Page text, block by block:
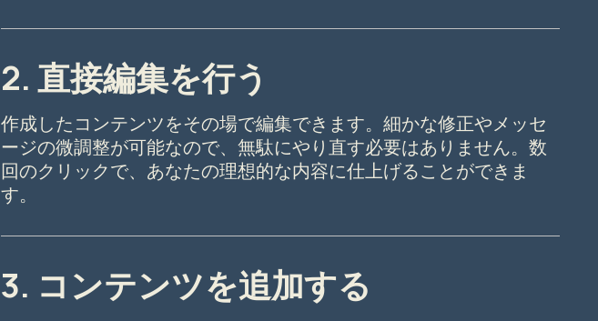
2. 直接編集を行う
作成したコンテンツをその場で編集できます。細かな修正やメッセ
ージの微調整が可能なので、無駄にやり直す必要はありません。数
回のクリックで、あなたの理想的な内容に仕上げることができま
す。
3. コンテンツを追加する